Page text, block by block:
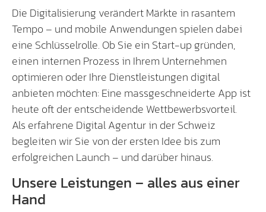
Die Digitalisierung verändert Märkte in rasantem
Tempo – und mobile Anwendungen spielen dabei
eine Schlüsselrolle. Ob Sie ein Start-up gründen,
einen internen Prozess in Ihrem Unternehmen
optimieren oder Ihre Dienstleistungen digital
anbieten möchten: Eine massgeschneiderte App ist
heute oft der entscheidende Wettbewerbsvorteil.
Als erfahrene Digital Agentur in der Schweiz
begleiten wir Sie von der ersten Idee bis zum
erfolgreichen Launch – und darüber hinaus.
Unsere Leistungen – alles aus einer
Hand